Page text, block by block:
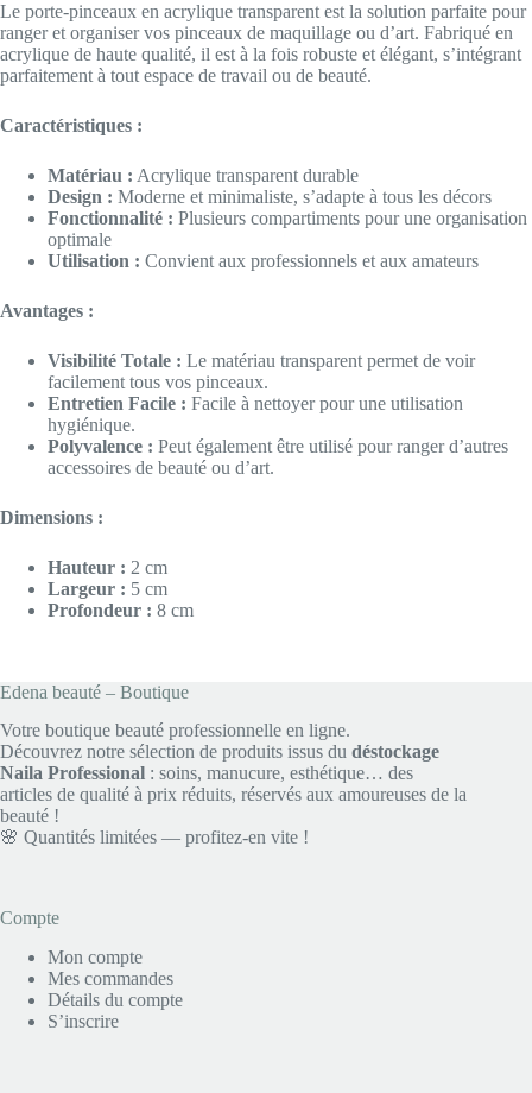
Le porte-pinceaux en acrylique transparent est la solution parfaite pour
ranger et organiser vos pinceaux de maquillage ou d’art. Fabriqué en
acrylique de haute qualité, il est à la fois robuste et élégant, s’intégrant
parfaitement à tout espace de travail ou de beauté.
Caractéristiques :
Matériau : Acrylique transparent durable
Design : Moderne et minimaliste, s’adapte à tous les décors
Fonctionnalité : Plusieurs compartiments pour une organisation
optimale
Utilisation : Convient aux professionnels et aux amateurs
Avantages :
Visibilité Totale : Le matériau transparent permet de voir
facilement tous vos pinceaux.
Entretien Facile : Facile à nettoyer pour une utilisation
hygiénique.
Polyvalence : Peut également être utilisé pour ranger d’autres
accessoires de beauté ou d’art.
Dimensions :
Hauteur : 2 cm
Largeur : 5 cm
Profondeur : 8 cm
Edena beauté – Boutique
Votre boutique beauté professionnelle en ligne.
Découvrez notre sélection de produits issus du déstockage
Naila Professional : soins, manucure, esthétique… des
articles de qualité à prix réduits, réservés aux amoureuses de la
beauté !
🌸 Quantités limitées — profitez-en vite !
Compte
Mon compte
Mes commandes
Détails du compte
S’inscrire